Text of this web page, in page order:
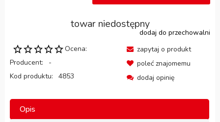
towar niedostępny
dodaj do przechowalni
Ocena:
Producent:
-
Kod produktu:
4853
zapytaj o produkt
poleć znajomemu
dodaj opinię
Opis